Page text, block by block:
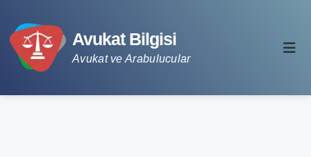
Avukat Bilgisi
Avukat ve Arabulucular